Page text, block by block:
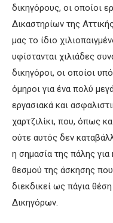
δικηγόρους, οι οποίοι
Δικαστηρίων της
μας το ίδιο
υφίστανται χιλιάδες
δικηγόροι, οι οποίοι
όμηροι για ένα πολύ
εργασιακά και
χαρτζιλίκι, που, όπως
ούτε αυτός δεν
η σημασία της πάλης
θεσμού της άσκησης
διεκδικεί ως πάγια
Δικηγόρων.